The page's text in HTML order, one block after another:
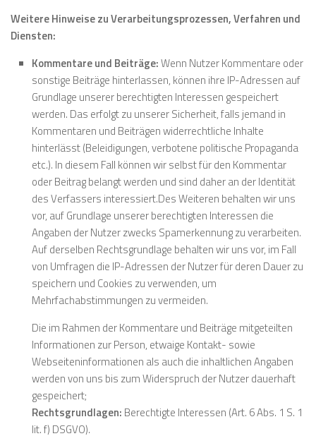
Weitere Hinweise zu Verarbeitungsprozessen, Verfahren und
Diensten:
Kommentare und Beiträge:Wenn Nutzer Kommentare oder
sonstige Beiträge hinterlassen, können ihre IP-Adressen auf
Grundlage unserer berechtigten Interessen gespeichert
werden. Das erfolgt zu unserer Sicherheit, falls jemand in
Kommentaren und Beiträgen widerrechtliche Inhalte
hinterlässt (Beleidigungen, verbotene politische Propaganda
etc.). In diesem Fall können wir selbst für den Kommentar
oder Beitrag belangt werden und sind daher an der Identität
des Verfassers interessiert.Des Weiteren behalten wir uns
vor, auf Grundlage unserer berechtigten Interessen die
Angaben der Nutzer zwecks Spamerkennung zu verarbeiten.
Auf derselben Rechtsgrundlage behalten wir uns vor, im Fall
von Umfragen die IP-Adressen der Nutzer für deren Dauer zu
speichern und Cookies zu verwenden, um
Mehrfachabstimmungen zu vermeiden.
Die im Rahmen der Kommentare und Beiträge mitgeteilten
Informationen zur Person, etwaige Kontakt- sowie
Webseiteninformationen als auch die inhaltlichen Angaben
werden von uns bis zum Widerspruch der Nutzer dauerhaft
gespeichert;
Rechtsgrundlagen: Berechtigte Interessen (Art. 6 Abs. 1 S. 1
lit. f) DSGVO).